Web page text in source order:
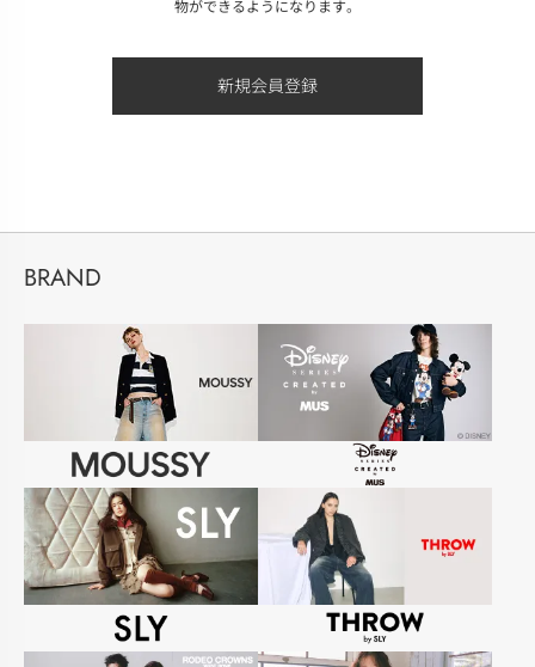
物ができるようになります。
BRAND